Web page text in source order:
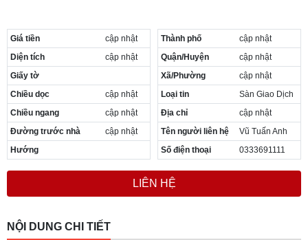
Cần thuê MBKD tại Phường Nghĩa Độ
Cần thuê MBKD tại Phường Phương Liệt
Cần thuê MBKD tại Phường Khương Đình
Cần thuê MBKD tại Phường Yên Sở
Cần thuê MBKD tại Phường Hoàng Liệt
Cần thuê MBKD tại Phường Định Công
Cần thuê MBKD tại Phường Tương Mai
Cần thuê MBKD tại Phường Vĩnh Hưng
Cần thuê MBKD tại Phường Lĩnh Nam
Cần thuê MBKD tại Phường Hồng Hà
Cần thuê MBKD tại Phường Láng
Cần thuê MBKD tại Phường Kim Liên
Cần thuê MBKD tại Phường Bạch Mai
Giá tiền
cập nhật
Diện tích
cập nhật
Giấy tờ
Chiều dọc
cập nhật
Chiều ngang
cập nhật
Đường trước nhà
cập nhật
Hướng
Thành phố
cập nhật
Quận/Huyện
cập nhật
Xã/Phường
cập nhật
Loại tin
Sàn Giao Dịch
Địa chỉ
cập nhật
Tên người liên hệ
Vũ Tuấn Anh
Số điện thoại
0333691111
LIÊN HỆ
NỘI DUNG CHI TIẾT